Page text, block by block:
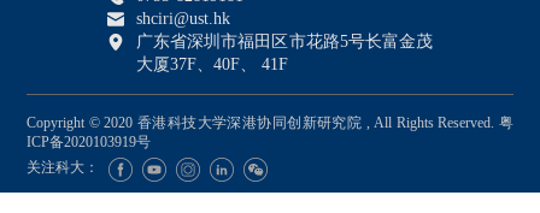
shciri@ust.hk
广东省深圳市福田区市花路5号长富金茂
大厦37F、40F、 41F
Copyright © 2020 香港科技大学深港协同创新研究院 , All Rights Reserved. 粤
ICP备2020103919号
关注科大：